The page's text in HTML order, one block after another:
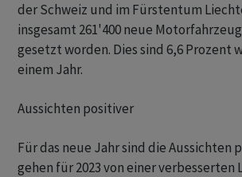
der Schweiz und im Fürstentum
insgesamt 261'400 neue
gesetzt worden. Dies sind 6,6 Prozent
einem Jahr.
Aussichten positiver
Für das neue Jahr sind die Aussichten
gehen für 2023 von einer